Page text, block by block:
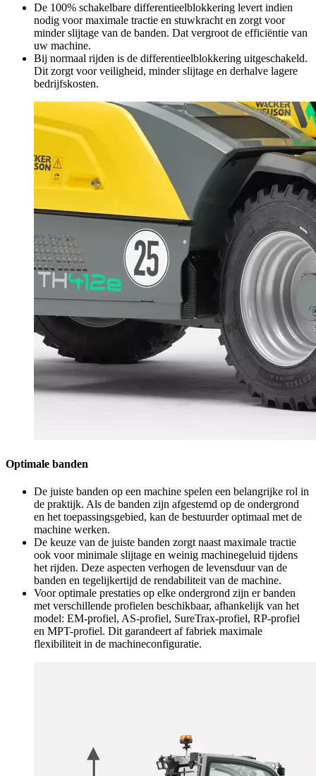
De 100% schakelbare differentieelblokkering levert indien
nodig voor maximale tractie en stuwkracht en zorgt voor
minder slijtage van de banden. Dat vergroot de efficiëntie van
uw machine.
Bij normaal rijden is de differentieelblokkering uitgeschakeld.
Dit zorgt voor veiligheid, minder slijtage en derhalve lagere
bedrijfskosten.
Optimale banden
De juiste banden op een machine spelen een belangrijke rol in
de praktijk. Als de banden zijn afgestemd op de ondergrond
en het toepassingsgebied, kan de bestuurder optimaal met de
machine werken.
De keuze van de juiste banden zorgt naast maximale tractie
ook voor minimale slijtage en weinig machinegeluid tijdens
het rijden. Deze aspecten verhogen de levensduur van de
banden en tegelijkertijd de rendabiliteit van de machine.
Voor optimale prestaties op elke ondergrond zijn er banden
met verschillende profielen beschikbaar, afhankelijk van het
model: EM-profiel, AS-profiel, SureTrax-profiel, RP-profiel
en MPT-profiel. Dit garandeert af fabriek maximale
flexibiliteit in de machineconfiguratie.